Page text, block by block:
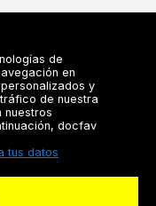
de
en
y
de nuestra
nuestros
docfav
tus datos